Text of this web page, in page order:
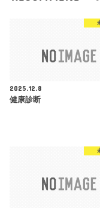
2025.12.8
健康診断